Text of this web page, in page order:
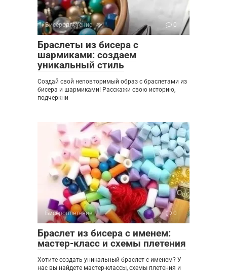
Бисероплетение 0
Браслеты из бисера с
шармиками: создаем
уникальный стиль
Создай свой неповторимый образ с браслетами из
бисера и шармиками! Расскажи свою историю,
подчеркни
Бисероплетение 0
Браслет из бисера с именем:
мастер-класс и схемы плетения
Хотите создать уникальный браслет с именем? У
нас вы найдете мастер-классы, схемы плетения и